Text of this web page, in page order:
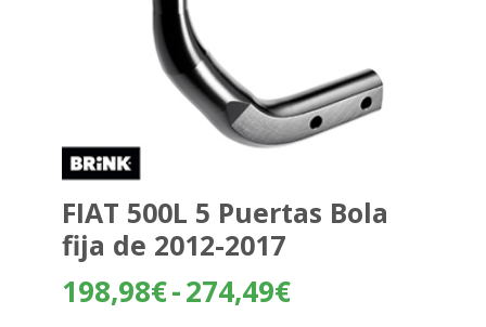
FIAT 500L 5 Puertas Bola
fija de 2012-2017
198,98€-274,49€Rango